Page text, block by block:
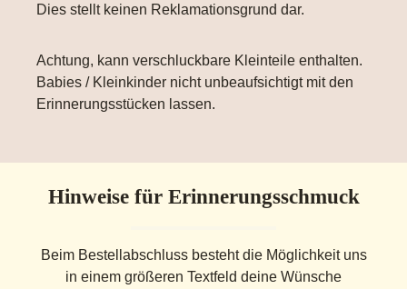
Dies stellt keinen Reklamationsgrund dar.
Achtung, kann verschluckbare Kleinteile enthalten.
Babies / Kleinkinder nicht unbeaufsichtigt mit den
Erinnerungsstücken lassen.
Hinweise für Erinnerungsschmuck
Beim Bestellabschluss besteht die Möglichkeit uns
in einem größeren Textfeld deine Wünsche